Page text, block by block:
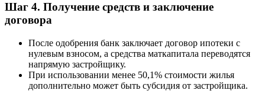
Шаг 4. Получение средств и заключение
договора
После одобрения банк заключает договор ипотеки с
нулевым взносом, а средства маткапитала переводятся
напрямую застройщику.
При использовании менее 50,1% стоимости жилья
дополнительно может быть субсидия от застройщика.